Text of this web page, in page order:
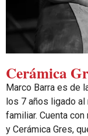
Cerámica
Marco Barra es de
los 7 años ligado
familiar. Cuenta
y Cerámica Gres,